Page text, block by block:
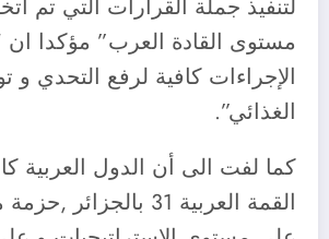
لتنفيذ جملة القرارات التي تم
مستوى القادة العرب” مؤكدا
الإجراءات كافية لرفع التحدي و
الغذائي”.
كما لفت الى أن الدول العربية
القمة العربية 31